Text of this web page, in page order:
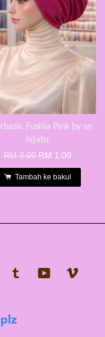
Fushia Pink by sn
hijabs
RM 3.00RM 1.00
Tambah ke bakul
Tumblr YouTube